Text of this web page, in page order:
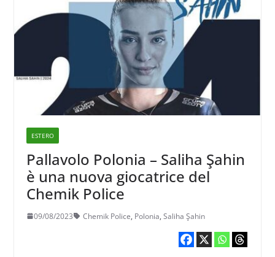
ESTERO
Pallavolo Polonia – Saliha Şahin
è una nuova giocatrice del
Chemik Police
09/08/2023 Chemik Police, Polonia, Saliha Şahin